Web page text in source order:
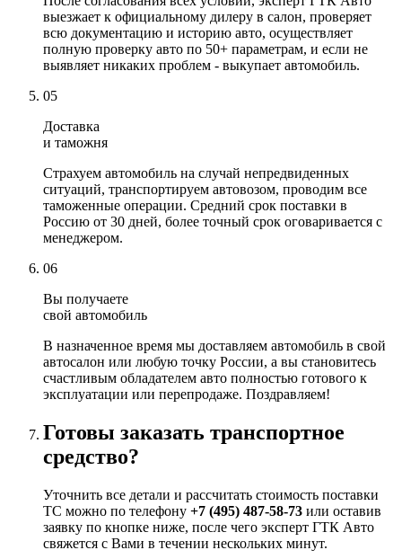
выезжает к официальному дилеру в салон, проверяет
всю документацию и историю авто, осуществляет
полную проверку авто по 50+ параметрам, и если не
выявляет никаких проблем - выкупает автомобиль.
05
Доставка
и таможня
Страхуем автомобиль на случай непредвиденных
ситуаций, транспортируем автовозом, проводим все
таможенные операции. Средний срок поставки в
Россию от 30 дней, более точный срок оговаривается с
менеджером.
06
Вы получаете
свой автомобиль
В назначенное время мы доставляем автомобиль в свой
автосалон или любую точку России, а вы становитесь
счастливым обладателем авто полностью готового к
эксплуатации или перепродаже. Поздравляем!
Готовы заказать транспортное
средство?
Уточнить все детали и рассчитать стоимость поставки
ТС можно по телефону +7 (495) 487-58-73 или оставив
заявку по кнопке ниже, после чего эксперт ГТК Авто
свяжется с Вами в течении нескольких минут.